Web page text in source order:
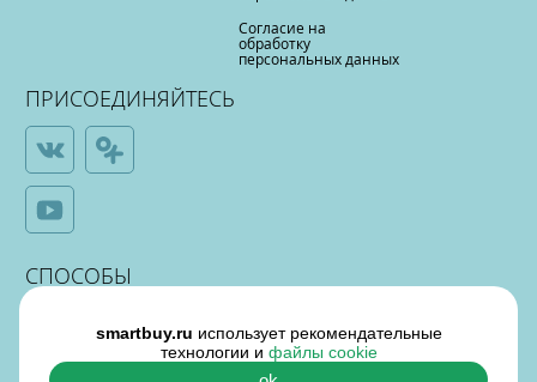
Согласие на
обработку
персональных данных
ПРИСОЕДИНЯЙТЕСЬ
СПОСОБЫ
ОПЛАТЫ
smartbuy.ru использует рекомендательные
технологии и файлы cookie